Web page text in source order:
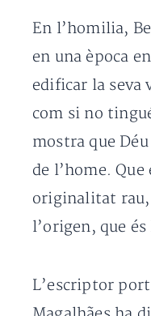
En l’homilia,
en una època
edificar la seva
com si no
mostra que
de l’home.
originalitat rau,
l’origen, que és
L’escriptor